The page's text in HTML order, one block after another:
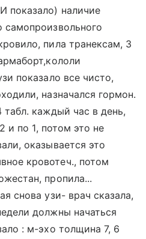
показало) наличие
самопроизвольного
пила транексам, 3
показало все чисто,
назначался гормон.
табл. каждый час в день,
и по 1, потом это не
оказывается это
кровотеч., потом
пропила...
снова узи- врач сказала,
должны начаться
: м-эхо толщина 7, 6